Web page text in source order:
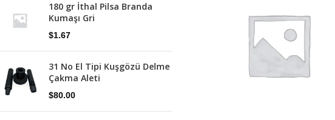
180 gr İthal Pilsa Branda
Kumaşı Gri
$1.67
31 No El Tipi Kuşgözü Delme
Çakma Aleti
$80.00